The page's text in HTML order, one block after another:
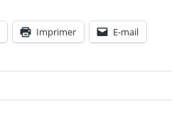
Imprimer E-mail